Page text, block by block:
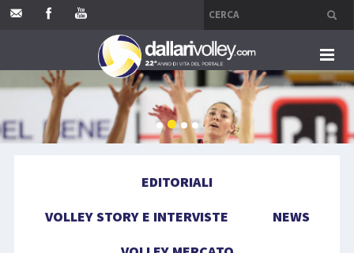
HOME
EDITORIALI
VOLLEY STORY E INTERVISTE
NEWS